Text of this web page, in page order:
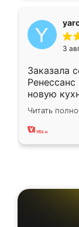
3
Заказала
Ренессанс
новую
вполне
два года,
Читать